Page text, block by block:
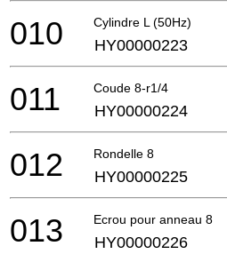
Cylindre L (50Hz)
010 HY00000223
Coude 8-r1/4
011 HY00000224
Rondelle 8
012 HY00000225
Ecrou pour anneau 8
013 HY00000226